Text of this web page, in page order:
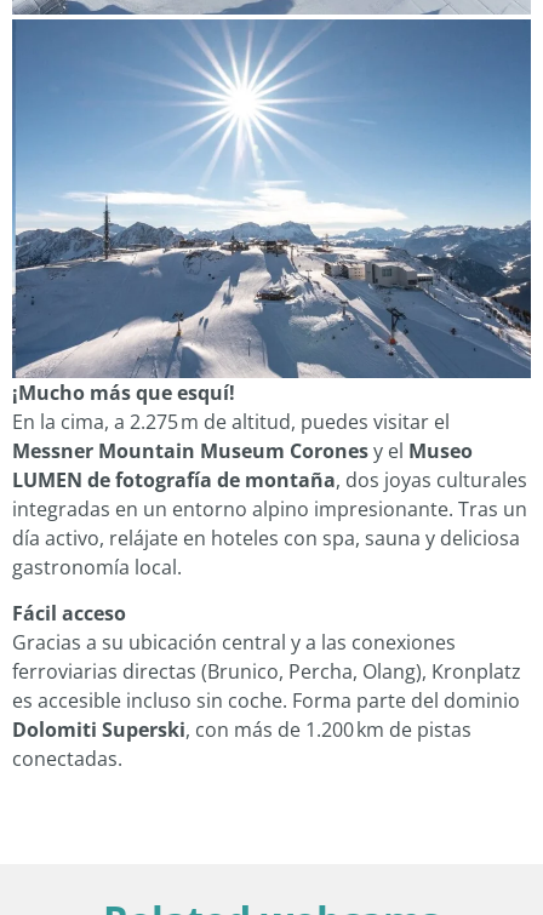
¡Mucho más que esquí!
En la cima, a 2.275 m de altitud, puedes visitar el
Messner Mountain Museum Coronesy el Museo
LUMEN de fotografía de montaña, dos joyas culturales
integradas en un entorno alpino impresionante. Tras un
día activo, relájate en hoteles con spa, sauna y deliciosa
gastronomía local.
Fácil acceso
Gracias a su ubicación central y a las conexiones
ferroviarias directas (Brunico, Percha, Olang), Kronplatz
es accesible incluso sin coche. Forma parte del dominio
Dolomiti Superski, con más de 1.200 km de pistas
conectadas.